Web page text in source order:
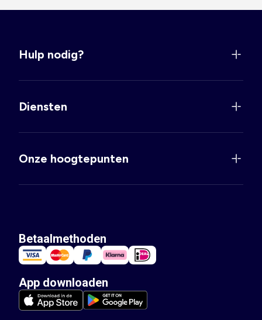
Hulp nodig?
Diensten
Onze hoogtepunten
Betaalmethoden
App downloaden